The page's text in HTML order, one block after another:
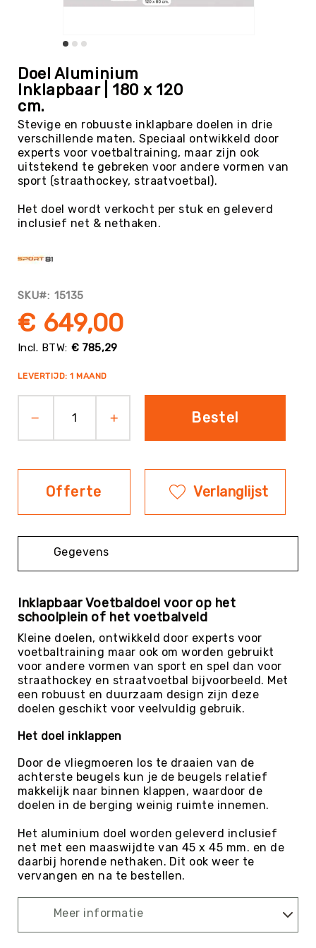
Tag
Badminton
Basketbal
Beachvolleybal
Boogschieten
Biljart
/
Pool
Cornhole
Cricket
Muziek
Darts
Evenementen
Sportvloeren
Floorball
Frisbee
Discgolf
Handbal
&
Softbal
Jeu
Boules
KanJam
Kin-
Ball
&
Omnikin®
Klimmen
Korfbal
Lacrosse
Mountainbiken
(MTB)
Oriëntatie
Padel
Pickleball
Poull
Ball
naar
het
begin
de
afbeeldingen-
gallerij
Doel Aluminium
Inklapbaar | 180 x 120
cm.
Stevige en robuuste inklapbare doelen in drie
verschillende maten. Speciaal ontwikkeld door
experts voor voetbaltraining, maar zijn ook
uitstekend te gebreken voor andere vormen van
sport (straathockey, straatvoetbal).
Het doel wordt verkocht per stuk en geleverd
inclusief net & nethaken.
SKU 15135
€ 785,29
€ 649,00
LEVERTIJD: 1 MAAND
Bestel
Offerte Verlanglijst
Gegevens
Inklapbaar Voetbaldoel voor op het
schoolplein of het voetbalveld
Kleine doelen, ontwikkeld door experts voor
voetbaltraining maar ook om worden gebruikt
voor andere vormen van sport en spel dan voor
straathockey en straatvoetbal bijvoorbeeld. Met
een robuust en duurzaam design zijn deze
doelen geschikt voor veelvuldig gebruik.
Het doel inklappen
Door de vliegmoeren los te draaien van de
achterste beugels kun je de beugels relatief
makkelijk naar binnen klappen, waardoor de
doelen in de berging weinig ruimte innemen.
Het aluminium doel worden geleverd inclusief
net met een maaswijdte van 45 x 45 mm. en de
daarbij horende nethaken. Dit ook weer te
vervangen en na te bestellen.
Meer informatie